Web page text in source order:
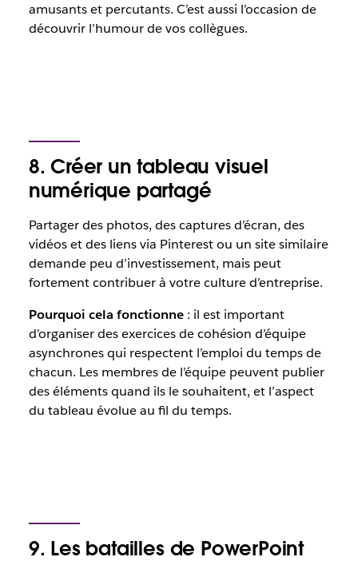
amusants et percutants. C’est aussi l’occasion de
découvrir l’humour de vos collègues.
8. Créer un tableau visuel
numérique partagé
Partager des photos, des captures d’écran, des
vidéos et des liens via Pinterest ou un site similaire
demande peu d’investissement, mais peut
fortement contribuer à votre culture d’entreprise.
Pourquoi cela fonctionne: il est important
d’organiser des exercices de cohésion d’équipe
asynchrones qui respectent l’emploi du temps de
chacun. Les membres de l’équipe peuvent publier
des éléments quand ils le souhaitent, et l’aspect
du tableau évolue au fil du temps.
9. Les batailles de PowerPoint